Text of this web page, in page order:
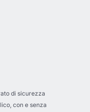
di sicurezza
con e senza